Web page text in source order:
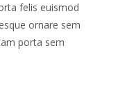
felis euismod
ornare sem
porta sem